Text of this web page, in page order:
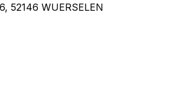
, 52146 WUERSELEN